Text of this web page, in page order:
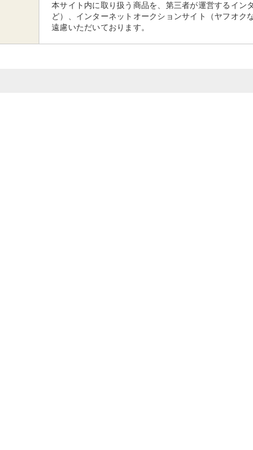
本サイト内に取り扱う商品を、第三者が運営するイ
ど）、インターネットオークションサイト（ヤフオ
遠慮いただいております。